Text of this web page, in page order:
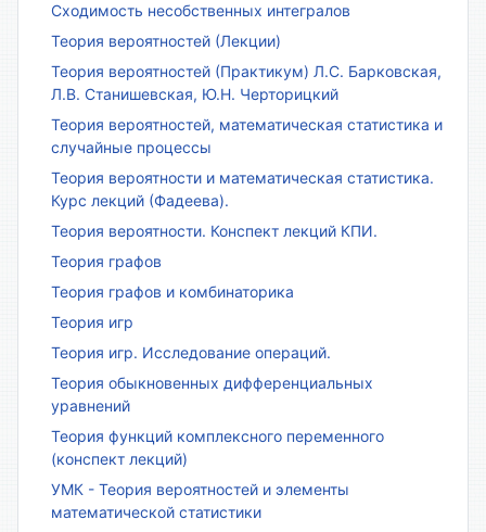
Сходимость несобственных интегралов
Теория вероятностей (Лекции)
Теория вероятностей (Практикум) Л.С. Барковская,
Л.В. Станишевская, Ю.Н. Черторицкий
Теория вероятностей, математическая статистика и
случайные процессы
Теория вероятности и математическая статистика.
Курс лекций (Фадеева).
Теория вероятности. Конспект лекций КПИ.
Теория графов
Теория графов и комбинаторика
Теория игр
Теория игр. Исследование операций.
Теория обыкновенных дифференциальных
уравнений
Теория функций комплексного переменного
(конспект лекций)
УМК - Теория вероятностей и элементы
математической статистики